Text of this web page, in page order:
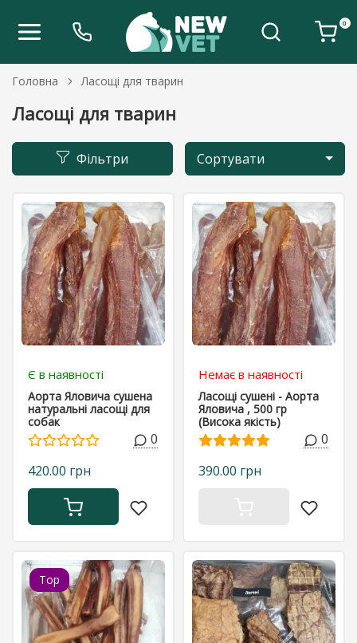
0
Головна Ласощі для тварин
Ласощі для тварин
Фільтри Сортувати
Є в наявності
Аорта Яловича сушена
натуральні ласощі для
собак
0
420.00 грн
Немає в наявності
Ласощі сушені - Аорта
Яловича , 500 гр
(Висока якість)
0
390.00 грн
Top